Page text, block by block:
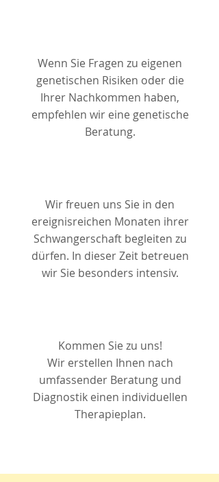
Wenn Sie Fragen zu eigenen
genetischen Risiken oder die
Ihrer Nachkommen haben,
empfehlen wir eine genetische
Beratung.
Wirfreuen uns Sie in den
ereignisreichen Monaten ihrer
Schwangerschaft begleiten zu
dürfen. In dieser Zeit betreuen
wir Sie besonders intensiv.
Kommen Sie zu uns!
Wir erstellen Ihnen nach
umfassender Beratung und
Diagnostik einen individuellen
Therapieplan.